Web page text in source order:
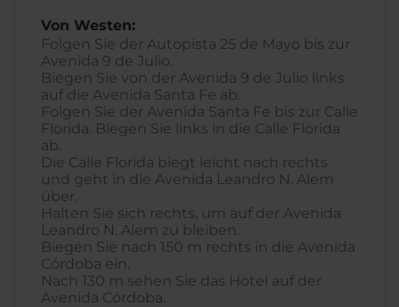
Von Westen:
Folgen Sie der Autopista 25 de Mayo bis zur
Avenida 9 de Julio.
Biegen Sie von der Avenida 9 de Julio links
auf die Avenida Santa Fe ab.
Folgen Sie der Avenida Santa Fe bis zur Calle
Florida. Biegen Sie links in die Calle Florida
ab.
Die Calle Florida biegt leicht nach rechts
und geht in die Avenida Leandro N. Alem
über.
Halten Sie sich rechts, um auf der Avenida
Leandro N. Alem zu bleiben.
Biegen Sie nach 150 m rechts in die Avenida
Córdoba ein.
Nach 130 m sehen Sie das Hotel auf der
Avenida Córdoba.